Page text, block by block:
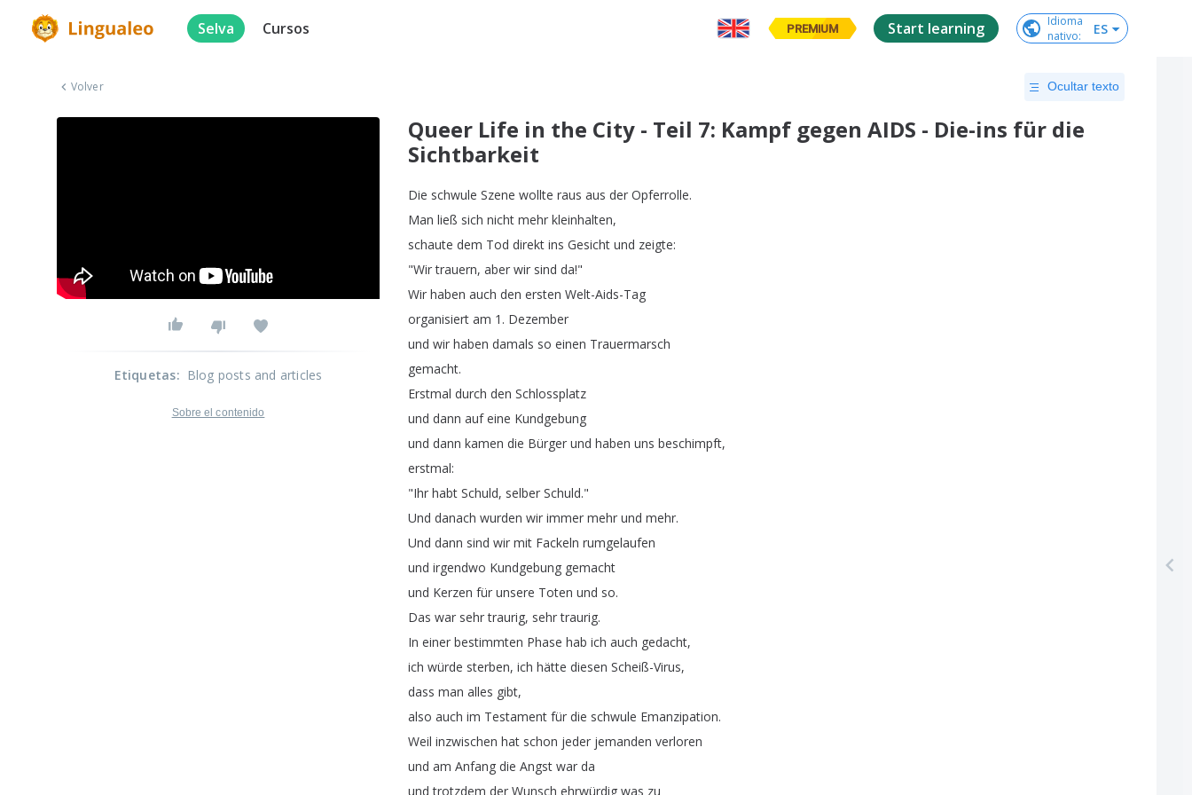
Selva Cursos PREMIUM Start learning
Idioma
nativo: ES
Volver Ocultar texto
Queer Life in the City - Teil 7: Kampf gegen AIDS - Die-ins für die
Sichtbarkeit
Die schwule Szene wollte raus aus der Opferrolle.
Man ließ sich nicht mehr kleinhalten,
schaute dem Tod direkt ins Gesicht und zeigte:
"Wir trauern, aber wir sind da!"
Wir haben auch den ersten Welt-Aids-Tag
organisiert am 1. Dezember
und wir haben damals so einen Trauermarsch
gemacht.
Erstmal durch den Schlossplatz
und dann auf eine Kundgebung
und dann kamen die Bürger und haben uns beschimpft,
erstmal:
"Ihr habt Schuld, selber Schuld."
Und danach wurden wir immer mehr und mehr.
Und dann sind wir mit Fackeln rumgelaufen
und irgendwo Kundgebung gemacht
und Kerzen für unsere Toten und so.
Das war sehr traurig, sehr traurig.
In einer bestimmten Phase hab ich auch gedacht,
ich würde sterben, ich hätte diesen Scheiß-Virus,
dass man alles gibt,
also auch im Testament für die schwule Emanzipation.
Weil inzwischen hat schon jeder jemanden verloren
und am Anfang die Angst war da
und trotzdem der Wunsch ehrwürdig was zu
Etiquetas: Blog posts and articles
Sobre el contenido